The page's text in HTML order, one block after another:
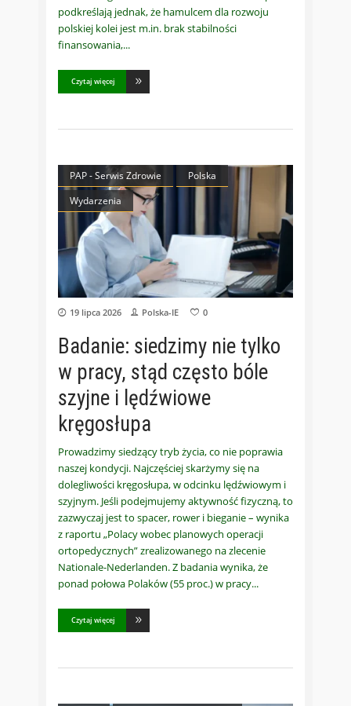
podkreślają jednak, że hamulcem dla rozwoju
polskiej kolei jest m.in. brak stabilności
finansowania,
Czytaj więcej
PAP - Serwis Zdrowie
Polska
Wydarzenia
19 lipca 2026 Polska-IE 0
Badanie: siedzimy nie tylko
w pracy, stąd często bóle
szyjne i lędźwiowe
kręgosłupa
Prowadzimy siedzący tryb życia, co nie poprawia
naszej kondycji. Najczęściej skarżymy się na
dolegliwości kręgosłupa, w odcinku lędźwiowym i
szyjnym. Jeśli podejmujemy aktywność fizyczną, to
zazwyczaj jest to spacer, rower i bieganie – wynika
z raportu „Polacy wobec planowych operacji
ortopedycznych” zrealizowanego na zlecenie
Nationale-Nederlanden. Z badania wynika, że
ponad połowa Polaków (55 proc.) w pracy
Czytaj więcej